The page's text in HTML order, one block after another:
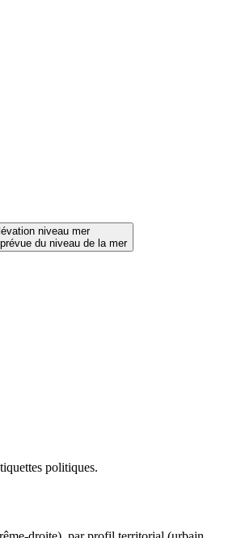
niveau mer
du niveau de la mer
politiques.